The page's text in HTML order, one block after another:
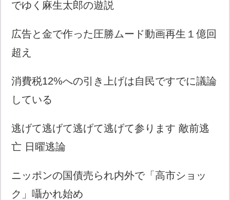
でゆく麻生太郎の遊説
広告と金で作った圧勝ムード動画再生１億回
超え
消費税12%への引き上げは自民ですでに議論
している
逃げて逃げて逃げて逃げて参ります 敵前逃
亡 日曜逃論
ニッポンの国債売られ内外で「高市ショッ
ク」囁かれ始め